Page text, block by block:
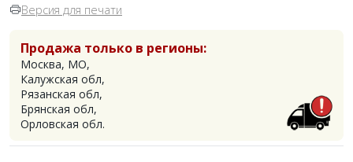
Версия для печати
Продажа только в регионы:
Москва, МО,
Калужская обл,
Рязанская обл,
Брянская обл,
Орловская обл.